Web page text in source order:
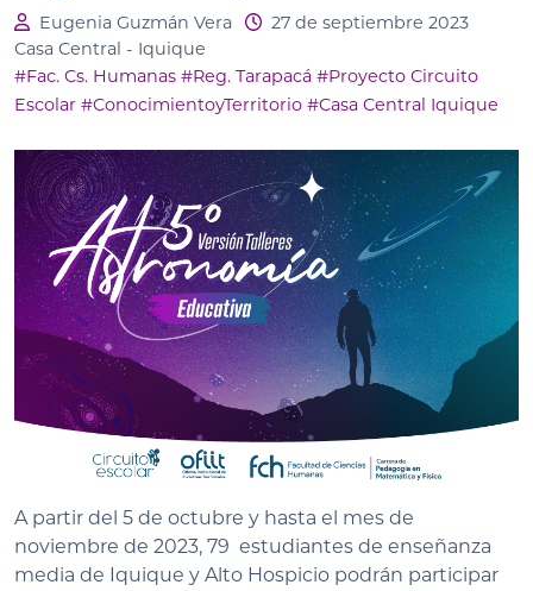
Eugenia Guzmán Vera
27 de septiembre 2023
Casa Central - Iquique
#Fac. Cs. Humanas #Reg. Tarapacá #Proyecto Circuito
Escolar #ConocimientoyTerritorio #Casa Central Iquique
A partir del 5 de octubre y hasta el mes de
noviembre de 2023, 79 estudiantes de enseñanza
media de Iquique y Alto Hospicio podrán participar